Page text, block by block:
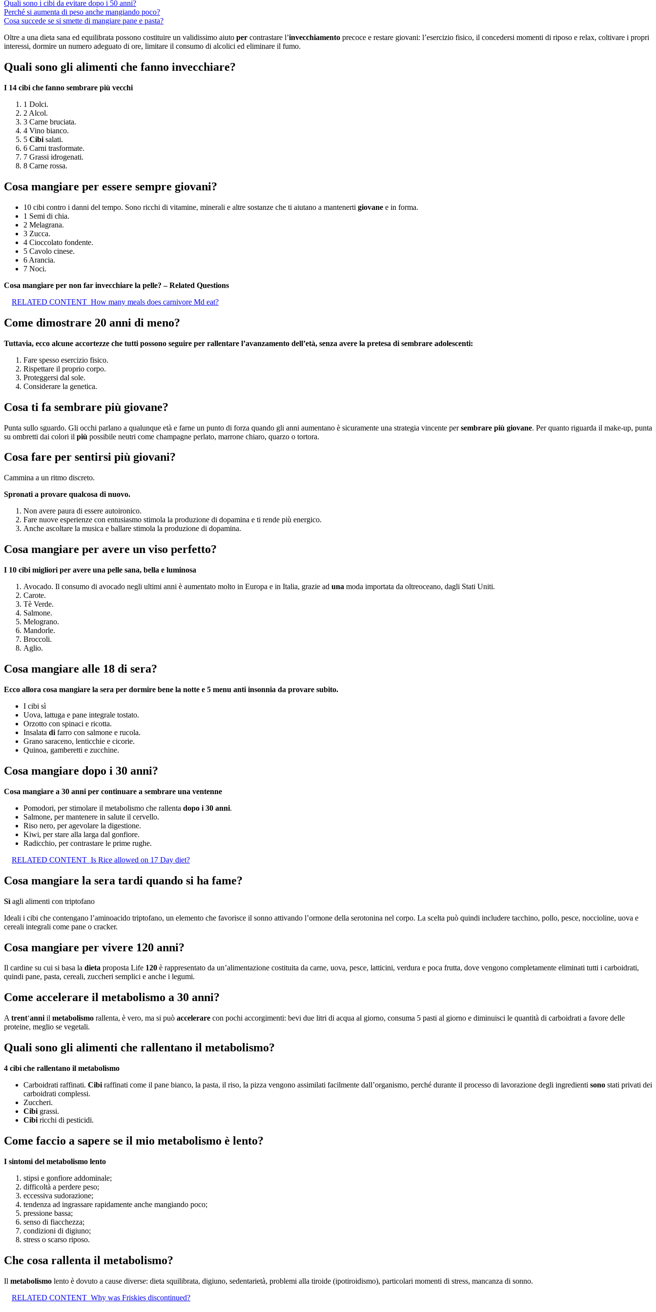
Quali sono i cibi da evitare dopo i 50 anni?
Perché si aumenta di peso anche mangiando poco?
Cosa succede se si smette di mangiare pane e pasta?
Oltre a una dieta sana ed equilibrata possono costituire un validissimo aiuto per contrastare l’invecchiamento precoce e restare giovani: l’esercizio fisico, il concedersi momenti di riposo e relax, coltivare i propri
interessi, dormire un numero adeguato di ore, limitare il consumo di alcolici ed eliminare il fumo.
Quali sono gli alimenti che fanno invecchiare?
I 14 cibi che fanno sembrare più vecchi
1 Dolci.
2 Alcol.
3 Carne bruciata.
4 Vino bianco.
5 Cibi salati.
6 Carni trasformate.
7 Grassi idrogenati.
8 Carne rossa.
Cosa mangiare per essere sempre giovani?
10 cibi contro i danni del tempo. Sono ricchi di vitamine, minerali e altre sostanze che ti aiutano a mantenerti giovane e in forma.
1 Semi di chia.
2 Melagrana.
3 Zucca.
4 Cioccolato fondente.
5 Cavolo cinese.
6 Arancia.
7 Noci.
Cosa mangiare per non far invecchiare la pelle? – Related Questions
RELATED CONTENT How many meals does carnivore Md eat?
Come dimostrare 20 anni di meno?
Tuttavia, ecco alcune accortezze che tutti possono seguire per rallentare l’avanzamento dell’età, senza avere la pretesa di sembrare adolescenti:
Fare spesso esercizio fisico.
Rispettare il proprio corpo.
Proteggersi dal sole.
Considerare la genetica.
Cosa ti fa sembrare più giovane?
Punta sullo sguardo. Gli occhi parlano a qualunque età e farne un punto di forza quando gli anni aumentano è sicuramente una strategia vincente persembrare più giovane. Per quanto riguarda il make-up, punta
su ombretti dai colori il più possibile neutri come champagne perlato, marrone chiaro, quarzo o tortora.
Cosa fare per sentirsi più giovani?
Cammina a un ritmo discreto.
Spronati a provare qualcosa di nuovo.
Non avere paura di essere autoironico.
Fare nuove esperienze con entusiasmo stimola la produzione di dopamina e ti rende più energico.
Anche ascoltare la musica e ballare stimola la produzione di dopamina.
Cosa mangiare per avere un viso perfetto?
I 10 cibi migliori per avere una pelle sana, bella e luminosa
Avocado. Il consumo di avocado negli ultimi anni è aumentato molto in Europa e in Italia, grazie ad una moda importata da oltreoceano, dagli Stati Uniti.
Carote.
Tè Verde.
Salmone.
Melograno.
Mandorle.
Broccoli.
Aglio.
Cosa mangiare alle 18 di sera?
Ecco allora cosa mangiare la sera per dormire bene la notte e 5 menu anti insonnia da provare subito.
I cibi sì
Uova, lattuga e pane integrale tostato.
Orzotto con spinaci e ricotta.
Insalata di farro con salmone e rucola.
Grano saraceno, lenticchie e cicorie.
Quinoa, gamberetti e zucchine.
Cosa mangiare dopo i 30 anni?
Cosa mangiare a 30 anni per continuare a sembrare una ventenne
Pomodori, per stimolare il metabolismo che rallenta dopo i 30 anni.
Salmone, per mantenere in salute il cervello.
Riso nero, per agevolare la digestione.
Kiwi, per stare alla larga dal gonfiore.
Radicchio, per contrastare le prime rughe.
RELATED CONTENT Is Rice allowed on 17 Day diet?
Cosa mangiare la sera tardi quando si ha fame?
Sì agli alimenti con triptofano
Ideali i cibi che contengano l’aminoacido triptofano, un elemento che favorisce il sonno attivando l’ormone della serotonina nel corpo. La scelta può quindi includere tacchino, pollo, pesce, noccioline, uova e
cereali integrali come pane o cracker.
Cosa mangiare per vivere 120 anni?
Il cardine su cui si basa la dieta proposta Life 120 è rappresentato da un’alimentazione costituita da carne, uova, pesce, latticini, verdura e poca frutta, dove vengono completamente eliminati tutti i carboidrati,
quindi pane, pasta, cereali, zuccheri semplici e anche i legumi.
Come accelerare il metabolismo a 30 anni?
A trent‘anni il metabolismo rallenta, è vero, ma si può accelerare con pochi accorgimenti: bevi due litri di acqua al giorno, consuma 5 pasti al giorno e diminuisci le quantità di carboidrati a favore delle
proteine, meglio se vegetali.
Quali sono gli alimenti che rallentano il metabolismo?
4 cibi che rallentano il metabolismo
Carboidrati raffinati. Cibi raffinati come il pane bianco, la pasta, il riso, la pizza vengono assimilati facilmente dall’organismo, perché durante il processo di lavorazione degli ingredienti sono stati privati dei
carboidrati complessi.
Zuccheri.
Cibi grassi.
Cibi ricchi di pesticidi.
Come faccio a sapere se il mio metabolismo è lento?
I sintomi del metabolismo lento
stipsi e gonfiore addominale;
difficoltà a perdere peso;
eccessiva sudorazione;
tendenza ad ingrassare rapidamente anche mangiando poco;
pressione bassa;
senso di fiacchezza;
condizioni di digiuno;
stress o scarso riposo.
Che cosa rallenta il metabolismo?
Il metabolismo lento è dovuto a cause diverse: dieta squilibrata, digiuno, sedentarietà, problemi alla tiroide (ipotiroidismo), particolari momenti di stress, mancanza di sonno.
RELATED CONTENT Why was Friskies discontinued?